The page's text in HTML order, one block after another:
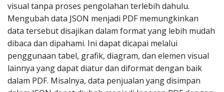
visual tanpa proses pengolahan terlebih dahulu.
Mengubah data JSON menjadi PDF memungkinkan
data tersebut disajikan dalam format yang lebih mudah
dibaca dan dipahami. Ini dapat dicapai melalui
penggunaan tabel, grafik, diagram, dan elemen visual
lainnya yang dapat diatur dan diformat dengan baik
dalam PDF. Misalnya, data penjualan yang disimpan